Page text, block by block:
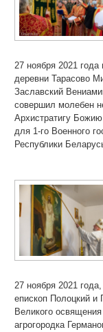
27 ноября 2021
деревни Тарасово
Заславский
совершил молебен
Архистратигу
для 1-го Военного
Республики
27 ноября 2021
епископ Полоцкий и
Великого
агрогородка